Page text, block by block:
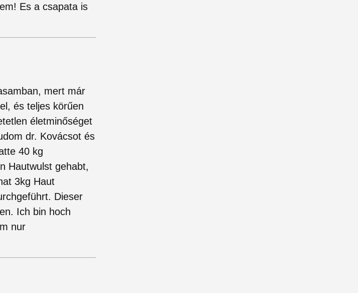
Es a csapata is
mert már
és teljes körűen
életminőséget
dr. Kovácsot és
40 kg
Hautwulst gehabt,
3kg Haut
Dieser
Ich bin hoch
nur